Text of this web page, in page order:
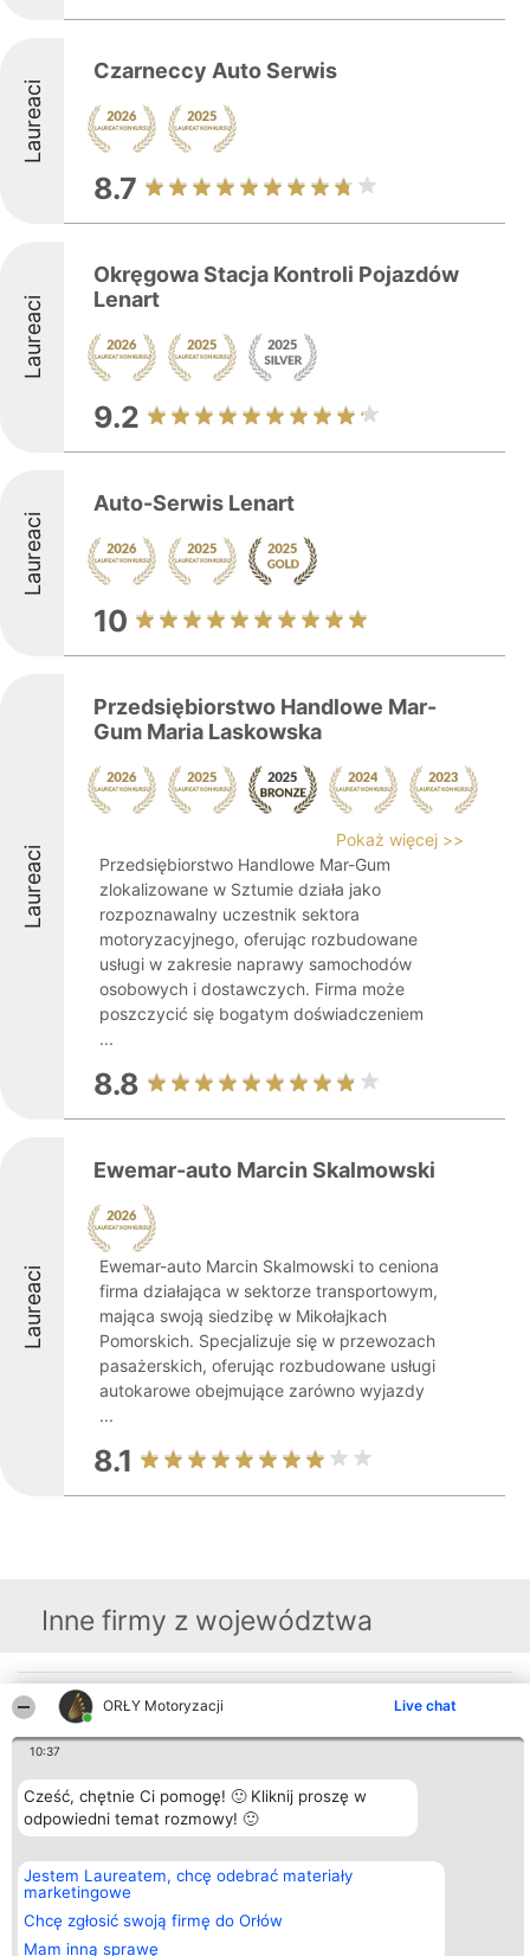
ORŁY Motoryzacji Live chat
10:37
Cześć, chętnie Ci pomogę! 🙂 Kliknij proszę w
odpowiedni temat rozmowy! 🙂
Jestem Laureatem, chcę odebrać materiały
marketingowe
Chcę zgłosić swoją firmę do Orłów
Mam inną sprawę
Laureaci
Czarneccy Auto Serwis
8.7
Laureaci
Okręgowa Stacja Kontroli Pojazdów
Lenart
9.2
Laureaci
Auto-Serwis Lenart
10
Laureaci
Przedsiębiorstwo Handlowe Mar-
Gum Maria Laskowska
Pokaż więcej >>
Przedsiębiorstwo Handlowe Mar-Gum
zlokalizowane w Sztumie działa jako
rozpoznawalny uczestnik sektora
motoryzacyjnego, oferując rozbudowane
usługi w zakresie naprawy samochodów
osobowych i dostawczych. Firma może
poszczycić się bogatym doświadczeniem
...
8.8
Laureaci
Ewemar-auto Marcin Skalmowski
Ewemar-auto Marcin Skalmowski to ceniona
firma działająca w sektorze transportowym,
mająca swoją siedzibę w Mikołajkach
Pomorskich. Specjalizuje się w przewozach
pasażerskich, oferując rozbudowane usługi
autokarowe obejmujące zarówno wyjazdy
...
8.1
Inne firmy z województwa
Organizator plebiscytu
Bright Side Solutions sp. z o.
o. sp. k.
ul. Ruska 22
KRS 0000749100 | Regon
381313360 | NIP 8943132676
+48 508 492 400
Lista
Zasady
Regulamin
Polityka
Prywatności
Kontakt